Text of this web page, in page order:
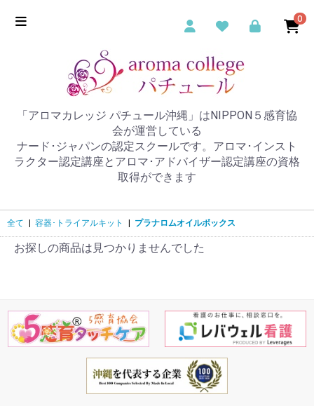
0
「アロマカレッジ パチュール沖縄」はNIPPON５感育協
会が運営している
ナード･ジャパンの認定スクールです。アロマ･インスト
ラクター認定講座とアロマ･アドバイザー認定講座の資格
取得ができます
全て 容器･トライアルキット プラナロムオイルボックス
お探しの商品は見つかりませんでした